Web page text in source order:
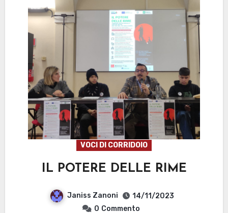
VOCI DI CORRIDOIO
IL POTERE DELLE RIME
Janiss Zanoni
14/11/2023
0 Commento